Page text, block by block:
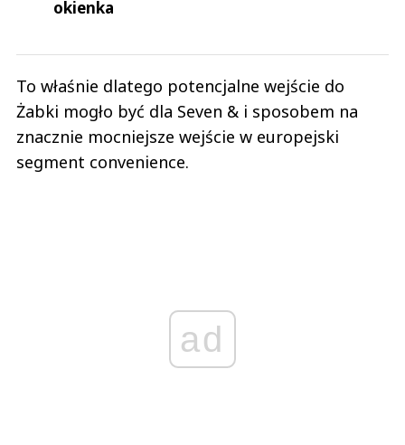
To właśnie dlatego potencjalne wejście do
Żabki mogło być dla Seven & i sposobem na
znacznie mocniejsze wejście w europejski
segment convenience.
ad